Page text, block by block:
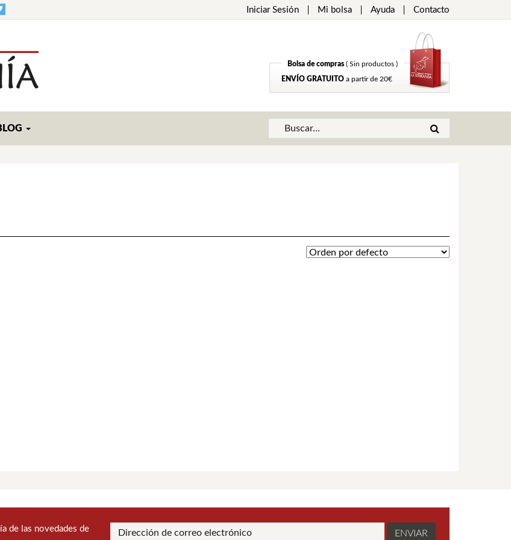
Iniciar Sesión Mi bolsa Ayuda Contacto
Bolsa de compras ( Sin productos )
ENVÍO GRATUITO a partir de 20€
de las novedades de